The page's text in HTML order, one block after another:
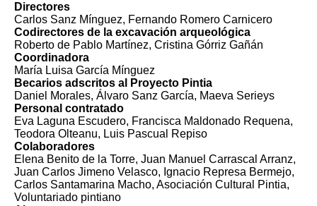
Directores
Carlos Sanz Mínguez, Fernando Romero Carnicero
Codirectores de la excavación arqueológica
Roberto de Pablo Martínez, Cristina Górriz Gañán
Coordinadora
María Luisa García Mínguez
Becarios adscritos al Proyecto Pintia
Daniel Morales, Álvaro Sanz García, Maeva Serieys
Personal contratado
Eva Laguna Escudero, Francisca Maldonado Requena,
Teodora Olteanu, Luis Pascual Repiso
Colaboradores
Elena Benito de la Torre, Juan Manuel Carrascal Arranz,
Juan Carlos Jimeno Velasco, Ignacio Represa Bermejo,
Carlos Santamarina Macho, Asociación Cultural Pintia,
Voluntariado pintiano